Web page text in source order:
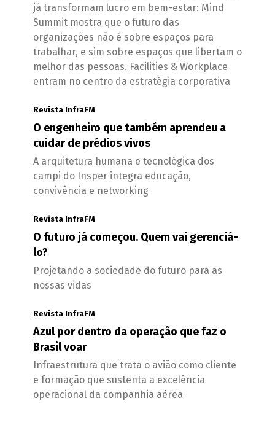
já transformam lucro em bem-estar: Mind
Summit mostra que o futuro das
organizações não é sobre espaços para
trabalhar, e sim sobre espaços que libertam o
melhor das pessoas. Facilities & Workplace
entram no centro da estratégia corporativa
Revista InfraFM
O engenheiro que também aprendeu a
cuidar de prédios vivos
A arquitetura humana e tecnológica dos
campi do Insper integra educação,
convivência e networking
Revista InfraFM
O futuro já começou. Quem vai gerenciá-
lo?
Projetando a sociedade do futuro para as
nossas vidas
Revista InfraFM
Azul por dentro da operação que faz o
Brasil voar
Infraestrutura que trata o avião como cliente
e formação que sustenta a excelência
operacional da companhia aérea